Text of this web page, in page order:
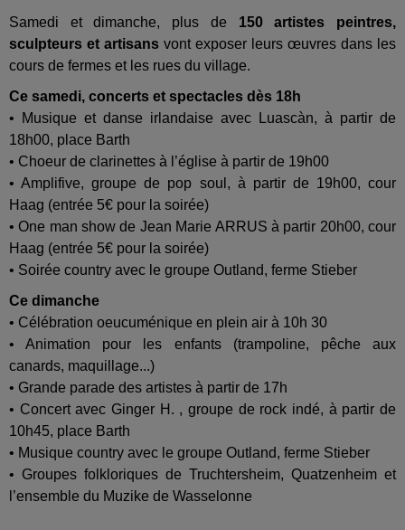
Samedi et dimanche, plus de 150 artistes peintres,
sculpteurs et artisans vont exposer leurs œuvres dans les
cours de fermes et les rues du village.
Ce samedi, concerts et spectacles dès 18h
• Musique et danse irlandaise avec Luascàn, à partir de
18h00, place Barth
• Choeur de clarinettes à l’église à partir de 19h00
• Amplifive, groupe de pop soul, à partir de 19h00, cour
Haag (entrée 5€ pour la soirée)
• One man show de Jean Marie ARRUS à partir 20h00, cour
Haag (entrée 5€ pour la soirée)
• Soirée country avec le groupe Outland, ferme Stieber
Ce dimanche
• Célébration oeucuménique en plein air à 10h 30
• Animation pour les enfants (trampoline, pêche aux
canards, maquillage...)
• Grande parade des artistes à partir de 17h
• Concert avec Ginger H. , groupe de rock indé, à partir de
10h45, place Barth
• Musique country avec le groupe Outland, ferme Stieber
• Groupes folkloriques de Truchtersheim, Quatzenheim et
l’ensemble du Muzike de Wasselonne